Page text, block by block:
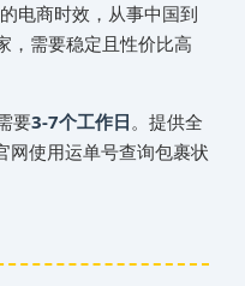
电商时效，从事中国到‌
，需要稳定且性价比高
要3-7个工作日。提供全
网使用运单号查询包裹状